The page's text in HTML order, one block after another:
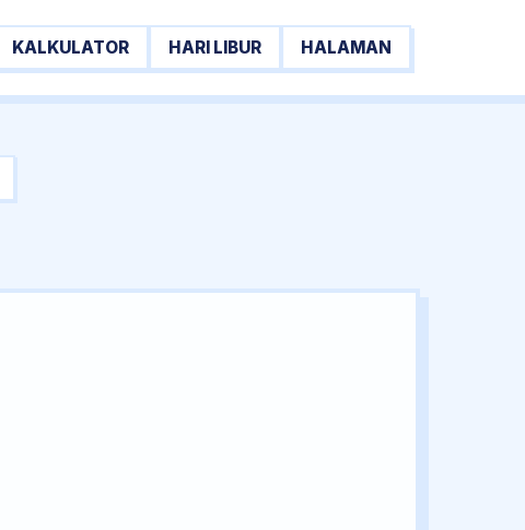
KALKULATOR HARI LIBUR HALAMAN